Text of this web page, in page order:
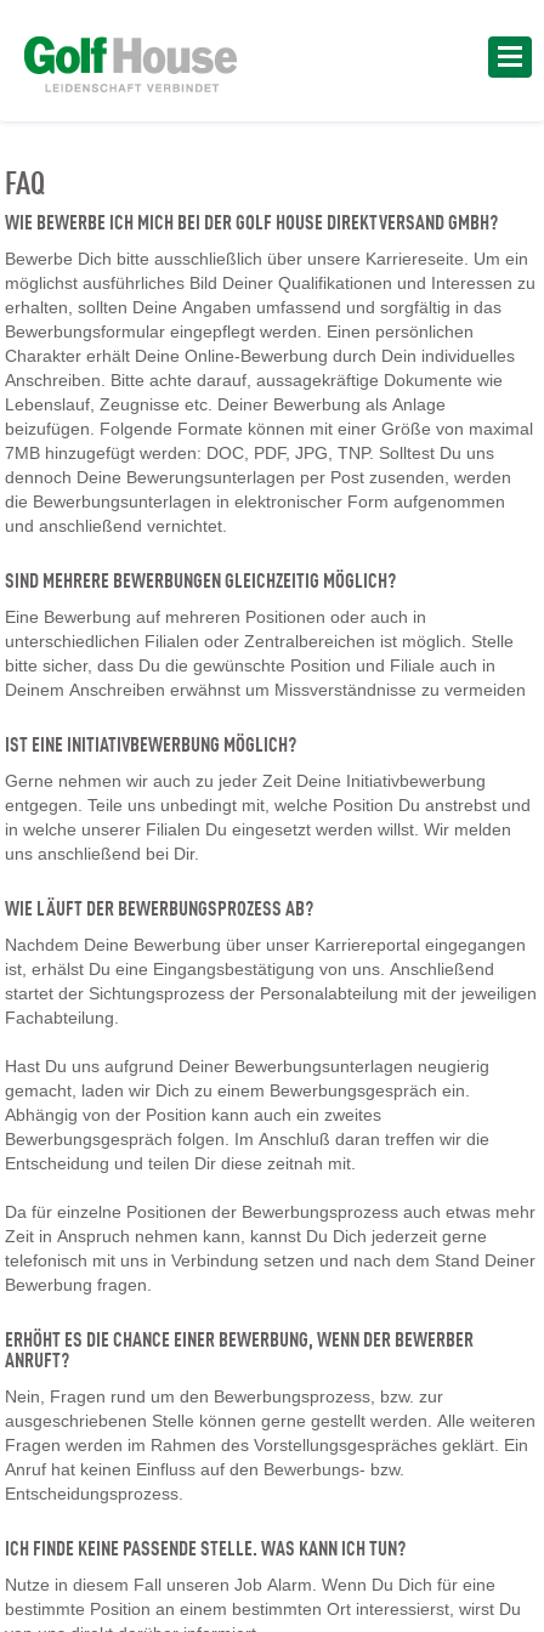
FAQ
WIE BEWERBE ICH MICH BEI DER GOLF HOUSE DIREKTVERSAND GMBH?
Bewerbe Dich bitte ausschließlich über unsere Karriereseite. Um ein
möglichst ausführliches Bild Deiner Qualifikationen und Interessen zu
erhalten, sollten Deine Angaben umfassend und sorgfältig in das
Bewerbungsformular eingepflegt werden. Einen persönlichen
Charakter erhält Deine Online-Bewerbung durch Dein individuelles
Anschreiben. Bitte achte darauf, aussagekräftige Dokumente wie
Lebenslauf, Zeugnisse etc. Deiner Bewerbung als Anlage
beizufügen. Folgende Formate können mit einer Größe von maximal
7MB hinzugefügt werden: DOC, PDF, JPG, TNP. Solltest Du uns
dennoch Deine Bewerungsunterlagen per Post zusenden, werden
die Bewerbungsunterlagen in elektronischer Form aufgenommen
und anschließend vernichtet.
SIND MEHRERE BEWERBUNGEN GLEICHZEITIG MÖGLICH?
Eine Bewerbung auf mehreren Positionen oder auch in
unterschiedlichen Filialen oder Zentralbereichen ist möglich. Stelle
bitte sicher, dass Du die gewünschte Position und Filiale auch in
Deinem Anschreiben erwähnst um Missverständnisse zu vermeiden
IST EINE INITIATIVBEWERBUNG MÖGLICH?
Gerne nehmen wir auch zu jeder Zeit Deine Initiativbewerbung
entgegen. Teile uns unbedingt mit, welche Position Du anstrebst und
in welche unserer Filialen Du eingesetzt werden willst. Wir melden
uns anschließend bei Dir.
WIE LÄUFT DER BEWERBUNGSPROZESS AB?
Nachdem Deine Bewerbung über unser Karriereportal eingegangen
ist, erhälst Du eine Eingangsbestätigung von uns. Anschließend
startet der Sichtungsprozess der Personalabteilung mit der jeweiligen
Fachabteilung.
Hast Du uns aufgrund Deiner Bewerbungsunterlagen neugierig
gemacht, laden wir Dich zu einem Bewerbungsgespräch ein.
Abhängig von der Position kann auch ein zweites
Bewerbungsgespräch folgen. Im Anschluß daran treffen wir die
Entscheidung und teilen Dir diese zeitnah mit.
Da für einzelne Positionen der Bewerbungsprozess auch etwas mehr
Zeit in Anspruch nehmen kann, kannst Du Dich jederzeit gerne
telefonisch mit uns in Verbindung setzen und nach dem Stand Deiner
Bewerbung fragen.
ERHÖHT ES DIE CHANCE EINER BEWERBUNG, WENN DER BEWERBER
ANRUFT?
Nein, Fragen rund um den Bewerbungsprozess, bzw. zur
ausgeschriebenen Stelle können gerne gestellt werden. Alle weiteren
Fragen werden im Rahmen des Vorstellungsgespräches geklärt. Ein
Anruf hat keinen Einfluss auf den Bewerbungs- bzw.
Entscheidungsprozess.
ICH FINDE KEINE PASSENDE STELLE. WAS KANN ICH TUN?
Nutze in diesem Fall unseren Job Alarm. Wenn Du Dich für eine
bestimmte Position an einem bestimmten Ort interessierst, wirst Du